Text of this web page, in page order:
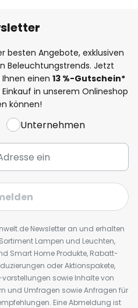
besten Angebote, exklusiven
Beleuchtungstrends. Jetzt
einen 13 %-Gutschein*
in unserem Onlineshop
können!
Unternehmen
Newsletter an und erhalten
Lampen und Leuchten,
Smart Home Produkte, Rabatt-
oder Aktionspakete,
sowie Inhalte von
und Umfragen sowie Anfragen für
Eine Abmeldung ist